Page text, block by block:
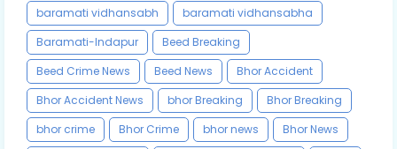
baramati vidhansabh
baramati vidhansabha
Baramati-Indapur
Beed Breaking
Beed Crime News
Beed News
Bhor Accident
Bhor Accident News
bhor Breaking
Bhor Breaking
bhor crime
Bhor Crime bhor news
Bhor News